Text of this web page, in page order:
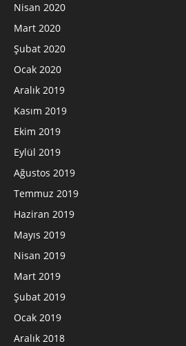
Nisan 2020
Mart 2020
Şubat 2020
Ocak 2020
Aralık 2019
Kasım 2019
Ekim 2019
Eylül 2019
Ağustos 2019
Temmuz 2019
Haziran 2019
Mayıs 2019
Nisan 2019
Mart 2019
Şubat 2019
Ocak 2019
Aralık 2018